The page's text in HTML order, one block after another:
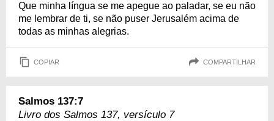
Que minha língua se me apegue ao paladar, se eu não
me lembrar de ti, se não puser Jerusalém acima de
todas as minhas alegrias.
COPIAR COMPARTILHAR
Salmos 137:7
Livro dos Salmos 137, versículo 7